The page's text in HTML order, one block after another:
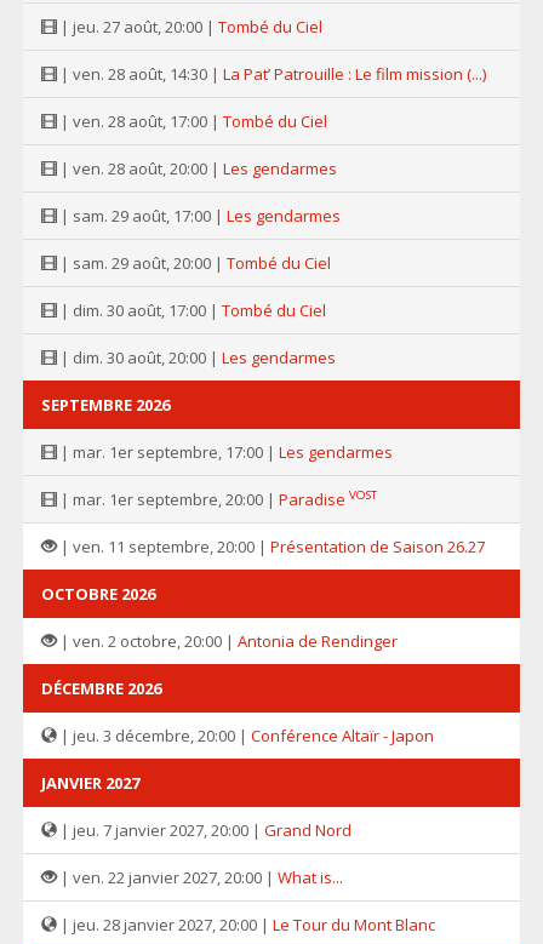
| jeu. 27 août, 20:00 | Tombé du Ciel
| ven. 28 août, 14:30 | La Pat’ Patrouille : Le film mission (...)
| ven. 28 août, 17:00 | Tombé du Ciel
| ven. 28 août, 20:00 | Les gendarmes
| sam. 29 août, 17:00 | Les gendarmes
| sam. 29 août, 20:00 | Tombé du Ciel
| dim. 30 août, 17:00 | Tombé du Ciel
| dim. 30 août, 20:00 | Les gendarmes
SEPTEMBRE 2026
| mar. 1er septembre, 17:00 | Les gendarmes
| mar. 1er septembre, 20:00 | Paradise VOST
| ven. 11 septembre, 20:00 | Présentation de Saison 26.27
OCTOBRE 2026
| ven. 2 octobre, 20:00 | Antonia de Rendinger
DÉCEMBRE 2026
| jeu. 3 décembre, 20:00 | Conférence Altaïr - Japon
JANVIER 2027
| jeu. 7 janvier 2027, 20:00 | Grand Nord
| ven. 22 janvier 2027, 20:00 | What is...
| jeu. 28 janvier 2027, 20:00 | Le Tour du Mont Blanc